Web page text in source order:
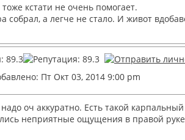
кстати не очень помогает.
собрал, а легче не стало. И живот
Пт Окт 03, 2014 9:00 pm
надо оч аккуратно. Есть такой
неприятные ощущения в правой